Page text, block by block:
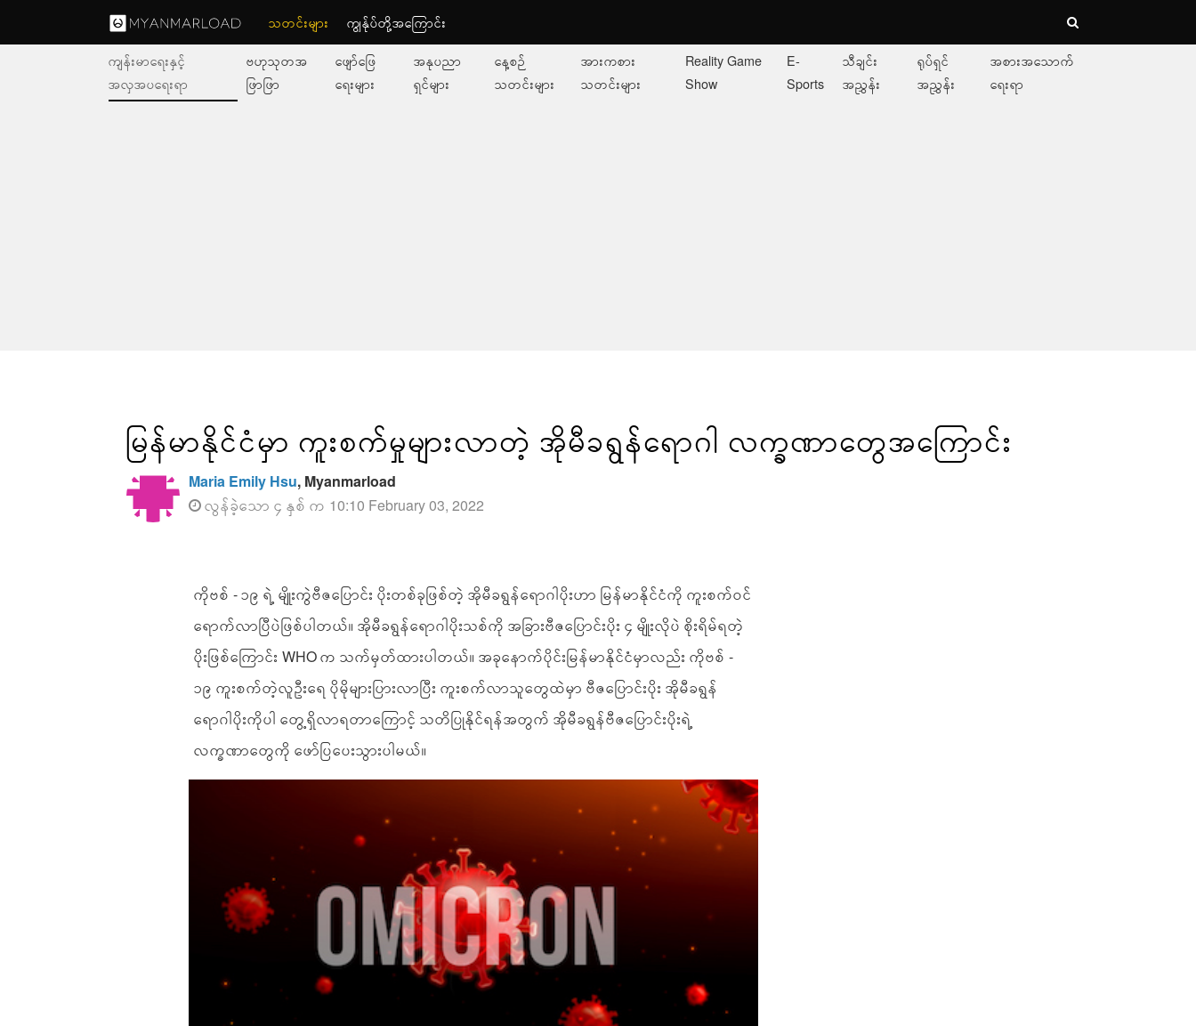
သတင်းများ ကျွနု်ပ်တို့အကြောင်း
ကျန်းမာရေးနှင့်
အလှအပရေးရာ
ဗဟုသုတအ
ဖြာဖြာ
ဖျော်ဖြေ
ရေးများ
အနုပညာ
ရှင်များ
နေ့စဉ်
သတင်းများ
အားကစား
သတင်းများ
Reality Game
Show
E-
Sports
သီချင်း
အညွှန်း
ရုပ်ရှင်
အညွှန်း
အစားအသောက်
ရေးရာ
မြန်မာနိုင်ငံမှာ ကူးစက်မှုများလာတဲ့ အိုမီခရွန်ရောဂါ လက္ခဏာတွေအကြောင်း
Maria Emily Hsu, Myanmarload
လွန်ခဲ့သော ၄ နှစ် က 10:10 February 03, 2022
ကိုဗစ် - ၁၉ ရဲ့ မျိုးကွဲဗီဇပြောင်း ပိုးတစ်ခုဖြစ်တဲ့ အိုမီခရွန်ရောဂါပိုးဟာ မြန်မာနိုင်ငံကို ကူးစက်ဝင်
ရောက်လာပြီပဲဖြစ်ပါတယ်။ အိုမီခရွန်ရောဂါပိုးသစ်ကို အခြားဗီဇပြောင်းပိုး ၄ မျိုးလိုပဲ စိုးရိမ်ရတဲ့
ပိုးဖြစ်ကြောင်း WHO က သက်မှတ်ထားပါတယ်။ အခုနောက်ပိုင်းမြန်မာနိုင်ငံမှာလည်း ကိုဗစ် -
၁၉ ကူးစက်တဲ့လူဦးရေ ပိုမိုများပြားလာပြီး ကူးစက်လာသူတွေထဲမှာ ဗီဇပြောင်းပိုး အိုမီခရွန်
ရောဂါပိုးကိုပါ တွေ့ရှိလာရတာကြောင့် သတိပြုနိုင်ရန်အတွက် အိုမီခရွန်ဗီဇပြောင်းပိုးရဲ့
လက္ခဏာတွေကို ဖော်ပြပေးသွားပါမယ်။